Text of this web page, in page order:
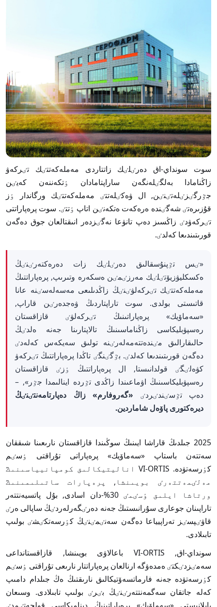
سوت سونداي-اق دەرٸلٸك زاتتاردى مەملەكەتتٸك تٸركەۋ
زاڭنامادا بەلگٸلەنگەن ساراپتامادان ٶتكەننەن كەيٸن
جٷرگٸزٸلەتٸنٸن, ال ۋەكٸلەتتٸ مەملەكەتتٸك ورگاندار ٶز
قۇزىرەتٸ شەگٸندە ەرەكەت ەتكەنٸن اتاپ ٶتتٸ. سوت پرەپاراتتى
تٸركەۋدٸ زاڭسىز دەپ تانۋعا نەگٸزدەر انىقتالعان جوق دەگەن
قورىتىندىعا كەلدٸ.
«ٸس تٷپنۇسقالىق دەرٸلٸك زات دەرەكتەرٸنٸڭ
ەكسكليۋزيۆتٸلٸك مەرزٸمٸن ەسكەرە وتىرىپ, پرەپاراتتىڭ
مەملەكەتتٸك تٸركەلۋٸنٸڭ زاڭدىلىعى مەسەلەسٸنە عانا
قاتىستى بولدى. سوت تاراپتاردىڭ ۋەجدەرٸن قاراپ,
«سەماۆيك» پرەپاراتىنىڭ تٸركەلۋٸ قازاقستان
رەسپۋبليكاسى زاڭناماسىنىڭ تالاپتارىنا جەنە ەلدٸڭ
حالىقارالىق مٸندەتتەمەلەرٸنە تولىق سەيكەس كەلەدٸ
دەگەن قورىتىندىعا كەلدٸ. بٷگٸنگٸ تاڭدا پرەپاراتتىڭ تٸركەۋ
كۋەلٸگٸ قولدانىستا, ال پرەپاراتتىڭ ٶزٸ قازاقستان
رەسپۋبليكاسىنىڭ اۋماعىندا زاڭدى تٷردە اينالىمدا جٷر», –
دەپ تٷسٸندٸردٸ «گەروفارم» زاڭ دەپارتامەنتٸنٸڭ
ديرەكتورى پاۆەل شاماردين.
2025 جىلدىڭ قاراشا ايىنىڭ سوڭىندا قازاقستان نارىعىنا شىققان
سەتتەن باستاپ «سەماۆيك» پرەپاراتى تۇراقتى ٶسٸم
كٶرسەتۋدە. VI-ORTIS اناليتيكالىق كومپانيياسىنىڭ
مەلٸمەتتەرٸ بويىنشا, پرەپارات ساتىلىمىنىڭ
ورتاشا ايلىق ٶسٸمٸ 30%-دان اسادى, بۇل پاتسيەنتتەر
تاراپىنان جوعارى سۇرانىستىڭ جەنە دەرٸگەرلەردٸڭ ساپالى ەرٸ
قاۋٸپسٸز تەراپيياعا دەگەن سەنٸمٸنٸڭ كٶرسەتكٸشٸ بولىپ
تابىلادى.
سونداي-اق, VI-ORTIS باعالاۋى بويىنشا, قازاقستانداعى
سەمٸزدٸكتٸ ەمدەۋگە ارنالعان پرەپاراتتار نارىعى تۇراقتى ٶسٸم
كٶرسەتۋدە جەنە فارماتسەۆتيكالىق نارىقتىڭ ەڭ جىلدام دامىپ
كەلە جاتقان سەگمەنتتەرٸنٸڭ بٸرٸ بولىپ تابىلادى. وسىعان